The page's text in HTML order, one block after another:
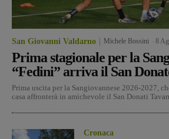
San Giovanni Valdarno Michele Bossini 8
Prima stagionale per la
“Fedini” arriva il San
Prima uscita per la Sangiovannese 2026-2027,
casa affronterà in amichevole il San Donati
Cronaca